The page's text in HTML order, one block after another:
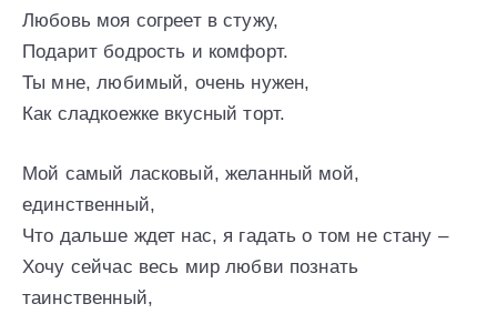
Любовь моя согреет в стужу,
Подарит бодрость и комфорт.
Ты мне, любимый, очень нужен,
Как сладкоежке вкусный торт.
Мой самый ласковый, желанный мой,
единственный,
Что дальше ждет нас, я гадать о том не стану –
Хочу сейчас весь мир любви познать
таинственный,